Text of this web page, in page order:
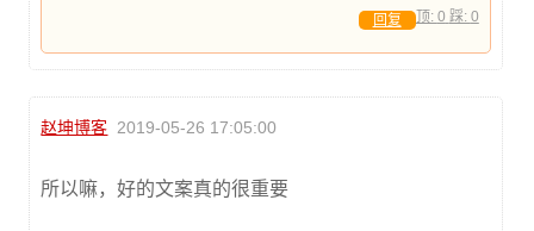
顶: 0 踩: 0
回复
赵坤博客 2019-05-26 17:05:00
所以嘛，好的文案真的很重要